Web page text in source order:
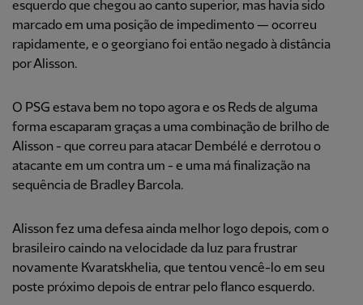
esquerdo que chegou ao canto superior, mas havia sido
marcado em uma posição de impedimento — ocorreu
rapidamente, e o georgiano foi então negado à distância
por Alisson.
O PSG estava bem no topo agora e os Reds de alguma
forma escaparam graças a uma combinação de brilho de
Alisson - que correu para atacar Dembélé e derrotou o
atacante em um contra um - e uma má finalização na
sequência de Bradley Barcola.
Alisson fez uma defesa ainda melhor logo depois, com o
brasileiro caindo na velocidade da luz para frustrar
novamente Kvaratskhelia, que tentou vencê-lo em seu
poste próximo depois de entrar pelo flanco esquerdo.